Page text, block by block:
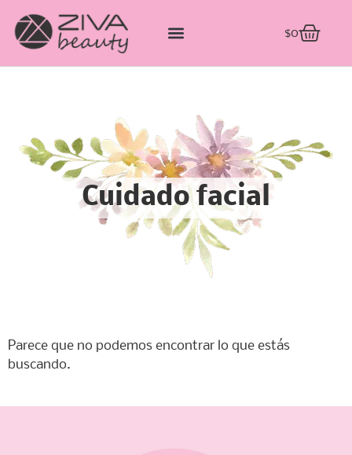
$0
Cuidado facial
Parece que no podemos encontrar lo que estás
buscando.